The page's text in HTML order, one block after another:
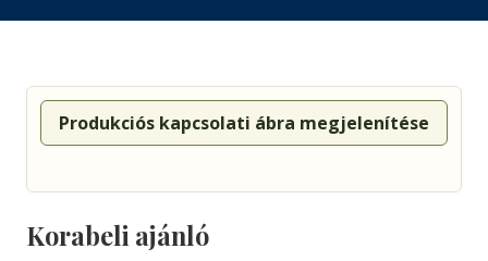
Produkciós kapcsolati ábra megjelenítése
Korabeli ajánló